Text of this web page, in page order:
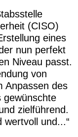
(CISO)
eines
nun perfekt
Niveau passt.
von
Anpassen des
gewünschte
zielführend.
wertvoll und...